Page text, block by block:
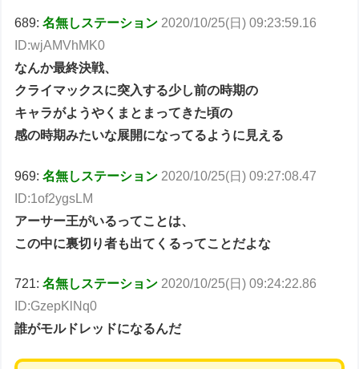
689:名無しステーション 2020/10/25(日) 09:23:59.16
ID:wjAMVhMK0
なんか最終決戦、
クライマックスに突入する少し前の時期の
キャラがようやくまとまってきた頃の
感の時期みたいな展開になってるように見える
969:名無しステーション 2020/10/25(日) 09:27:08.47
ID:1of2ygsLM
アーサー王がいるってことは、
この中に裏切り者も出てくるってことだよな
721:名無しステーション 2020/10/25(日) 09:24:22.86
ID:GzepKlNq0
誰がモルドレッドになるんだ